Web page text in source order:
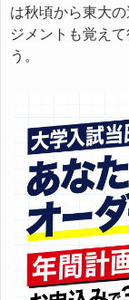
は秋頃から東大
ジメントも覚え
う。